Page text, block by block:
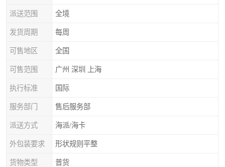
派送范围 全境
发货周期 每周
可售地区 全国
可售范围 广州 深圳 上海
执行标准 国际
服务部门 售后服务部
派送方式 海派/海卡
外包装要求 形状规则平整
货物类型 普货